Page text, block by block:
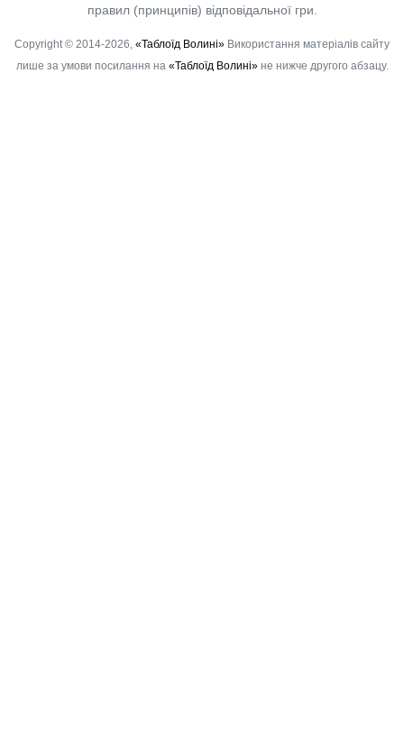
правил (принципів) відповідальної гри.
Copyright © 2014-2026, «Таблоїд Волині» Використання матеріалів сайту
лише за умови посилання на «Таблоїд Волині»не нижче другого абзацу.